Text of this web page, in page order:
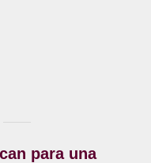
para una